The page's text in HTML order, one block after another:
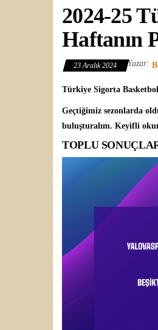
2024-25
Haftanın
23 Aralık 2024 Yazar:
Türkiye Sigorta
Geçtiğimiz sezonlarda
buluşturalım. Keyifli
TOPLU